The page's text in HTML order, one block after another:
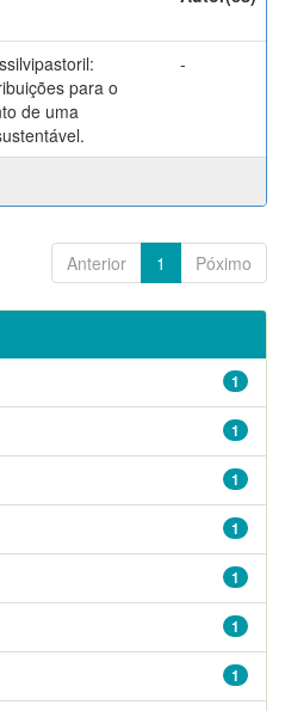
para o
de uma
-
Anterior 1 Póximo
1
1
1
1
1
1
1